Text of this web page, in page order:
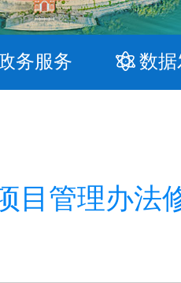
务服务 数据
管理办法